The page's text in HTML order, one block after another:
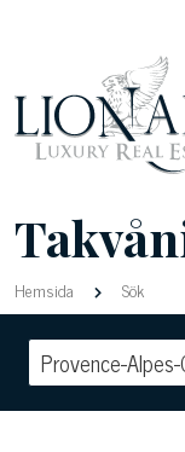
Hemsida Sök
Provence-